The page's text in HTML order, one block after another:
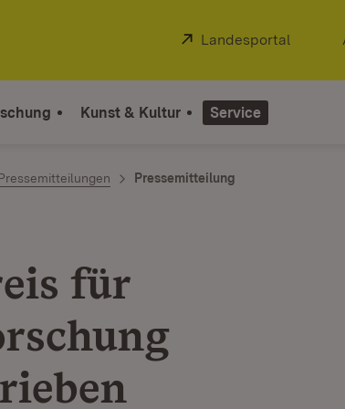
Extern:
Landesportal
Kunst & Kultur Service
Pressemitteilung
für